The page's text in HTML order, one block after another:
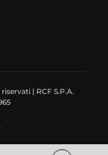
| RCF S.P.A.